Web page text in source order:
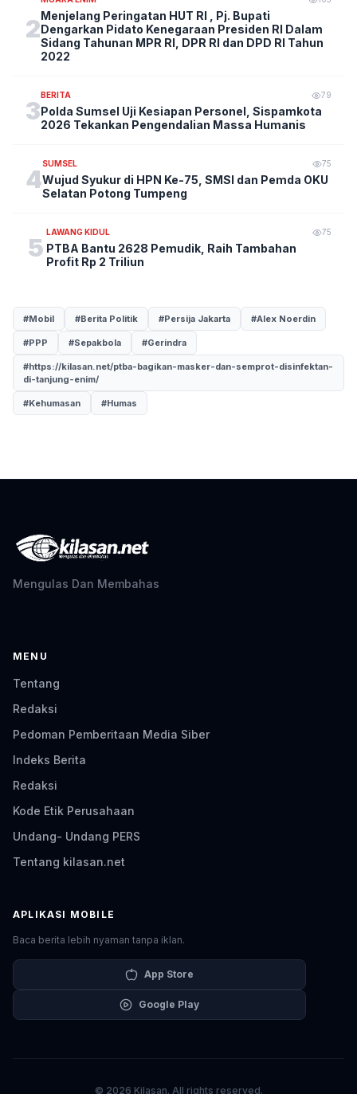
2Menjelang Peringatan HUT RI , Pj. Bupati
Dengarkan Pidato Kenegaraan Presiden RI Dalam
Sidang Tahunan MPR RI, DPR RI dan DPD RI Tahun
2022
3
BERITA 79
Polda Sumsel Uji Kesiapan Personel, Sispamkota
2026 Tekankan Pengendalian Massa Humanis
4
SUMSEL 75
Wujud Syukur di HPN Ke-75, SMSI dan Pemda OKU
Selatan Potong Tumpeng
5
LAWANG KIDUL 75
PTBA Bantu 2628 Pemudik, Raih Tambahan
Profit Rp 2 Triliun
#Mobil #Berita Politik #Persija Jakarta #Alex Noerdin
#PPP #Sepakbola #Gerindra
#https://kilasan.net/ptba-bagikan-masker-dan-semprot-disinfektan-
di-tanjung-enim/
#Kehumasan #Humas
Mengulas Dan Membahas
MENU
Tentang
Redaksi
Pedoman Pemberitaan Media Siber
Indeks Berita
Redaksi
Kode Etik Perusahaan
Undang- Undang PERS
Tentang kilasan.net
APLIKASI MOBILE
Baca berita lebih nyaman tanpa iklan.
App Store
Google Play
© 2026 Kilasan. All rights reserved.